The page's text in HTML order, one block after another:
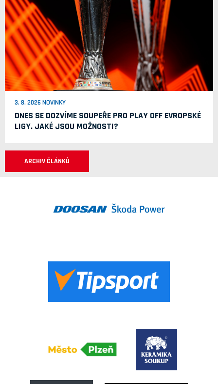
3. 8. 2026 NOVINKY
DNES SE DOZVÍME SOUPEŘE PRO PLAY OFF EVROPSKÉ
LIGY. JAKÉ JSOU MOŽNOSTI?
ARCHIV ČLÁNKŮ